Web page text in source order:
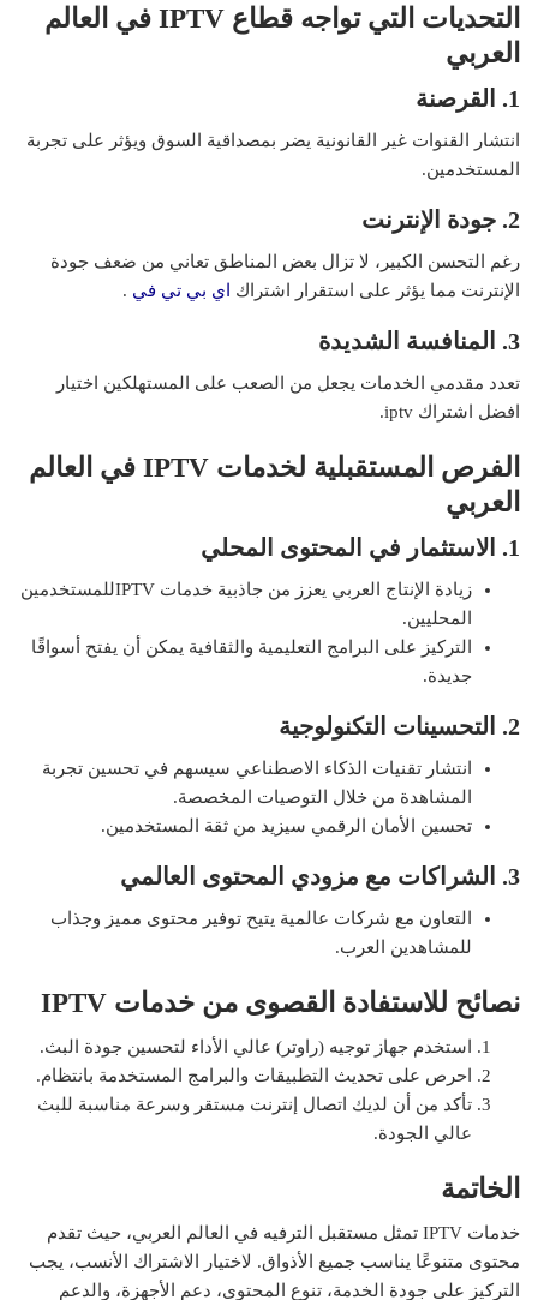
التحديات التي تواجه قطاع IPTV في العالم
العربي
1. القرصنة
انتشار القنوات غير القانونية يضر بمصداقية السوق ويؤثر على تجربة
المستخدمين.
2. جودة الإنترنت
رغم التحسن الكبير، لا تزال بعض المناطق تعاني من ضعف جودة
الإنترنت مما يؤثر على استقرار اشتراك
اي بي تي في .
3. المنافسة الشديدة
تعدد مقدمي الخدمات يجعل من الصعب على المستهلكين اختيار
افضل اشتراك iptv.
الفرص المستقبلية لخدمات IPTV في العالم
العربي
1. الاستثمار في المحتوى المحلي
زيادة الإنتاج العربي يعزز من جاذبية خدمات IPTVللمستخدمين
المحليين.
التركيز على البرامج التعليمية والثقافية يمكن أن يفتح أسواقًا
جديدة.
2. التحسينات التكنولوجية
انتشار تقنيات الذكاء الاصطناعي سيسهم في تحسين تجربة
المشاهدة من خلال التوصيات المخصصة.
تحسين الأمان الرقمي سيزيد من ثقة المستخدمين.
3. الشراكات مع مزودي المحتوى العالمي
التعاون مع شركات عالمية يتيح توفير محتوى مميز وجذاب
للمشاهدين العرب.
نصائح للاستفادة القصوى من خدمات IPTV
استخدم جهاز توجيه (راوتر) عالي الأداء لتحسين جودة البث.
احرص على تحديث التطبيقات والبرامج المستخدمة بانتظام.
تأكد من أن لديك اتصال إنترنت مستقر وسرعة مناسبة للبث
عالي الجودة.
الخاتمة
خدمات IPTV تمثل مستقبل الترفيه في العالم العربي، حيث تقدم
محتوى متنوعًا يناسب جميع الأذواق. لاختيار الاشتراك الأنسب، يجب
التركيز على جودة الخدمة، تنوع المحتوى، دعم الأجهزة، والدعم